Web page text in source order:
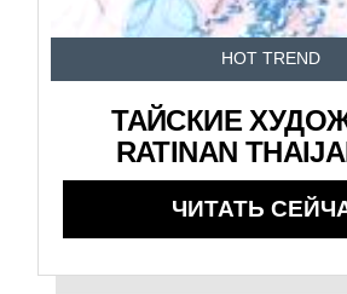
HOT TREND
ТАЙСКИЕ
RATINAN
ЧИТАТЬ